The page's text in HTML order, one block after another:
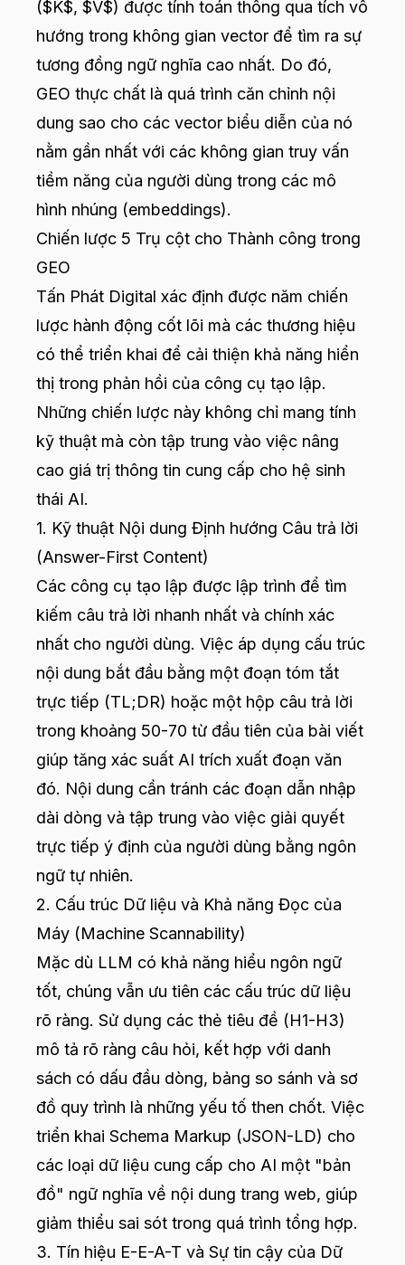
($K$, $V$) được tính toán thông qua tích vô
hướng trong không gian vector để tìm ra sự
tương đồng ngữ nghĩa cao nhất. Do đó,
GEO thực chất là quá trình căn chỉnh nội
dung sao cho các vector biểu diễn của nó
nằm gần nhất với các không gian truy vấn
tiềm năng của người dùng trong các mô
hình nhúng (embeddings).
Chiến lược 5 Trụ cột cho Thành công trong
GEO
Tấn Phát Digital xác định được năm chiến
lược hành động cốt lõi mà các thương hiệu
có thể triển khai để cải thiện khả năng hiển
thị trong phản hồi của công cụ tạo lập.
Những chiến lược này không chỉ mang tính
kỹ thuật mà còn tập trung vào việc nâng
cao giá trị thông tin cung cấp cho hệ sinh
thái AI.
1. Kỹ thuật Nội dung Định hướng Câu trả lời
(Answer-First Content)
Các công cụ tạo lập được lập trình để tìm
kiếm câu trả lời nhanh nhất và chính xác
nhất cho người dùng. Việc áp dụng cấu trúc
nội dung bắt đầu bằng một đoạn tóm tắt
trực tiếp (TL;DR) hoặc một hộp câu trả lời
trong khoảng 50-70 từ đầu tiên của bài viết
giúp tăng xác suất AI trích xuất đoạn văn
đó. Nội dung cần tránh các đoạn dẫn nhập
dài dòng và tập trung vào việc giải quyết
trực tiếp ý định của người dùng bằng ngôn
ngữ tự nhiên.
2. Cấu trúc Dữ liệu và Khả năng Đọc của
Máy (Machine Scannability)
Mặc dù LLM có khả năng hiểu ngôn ngữ
tốt, chúng vẫn ưu tiên các cấu trúc dữ liệu
rõ ràng. Sử dụng các thẻ tiêu đề (H1-H3)
mô tả rõ ràng câu hỏi, kết hợp với danh
sách có dấu đầu dòng, bảng so sánh và sơ
đồ quy trình là những yếu tố then chốt. Việc
triển khai Schema Markup (JSON-LD) cho
các loại dữ liệu cung cấp cho AI một "bản
đồ" ngữ nghĩa về nội dung trang web, giúp
giảm thiểu sai sót trong quá trình tổng hợp.
3. Tín hiệu E-E-A-T và Sự tin cậy của Dữ